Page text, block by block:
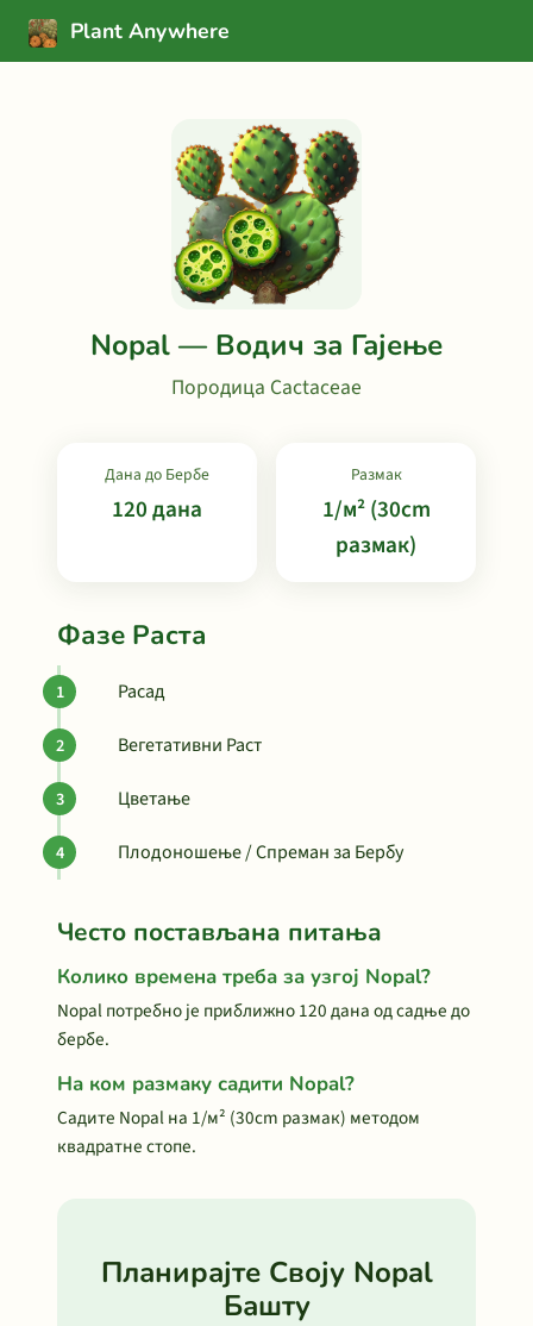
Plant Anywhere
Nopal — Водич за Гајење
Породица Cactaceae
Дана до Бербе
120 дана
Размак
1/м² (30cm
размак)
Фазе Раста
Расад
Вегетативни Раст
Цветање
Плодоношење / Спреман за Бербу
Често постављана питања
Колико времена треба за узгој Nopal?
Nopal потребно је приближно 120 дана од садње до
бербе.
На ком размаку садити Nopal?
Садите Nopal на 1/м² (30cm размак) методом
квадратне стопе.
Планирајте Своју Nopal
Башту